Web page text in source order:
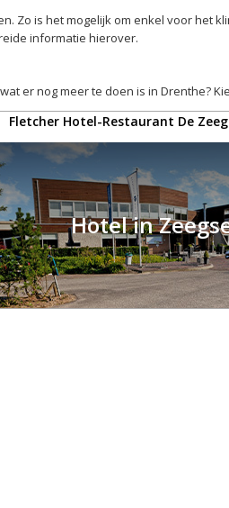
Zo is het mogelijk om enkel voor het
informatie hierover.
er nog meer te doen is in Drenthe?
Fletcher Hotel-Restaurant De
Hotel in